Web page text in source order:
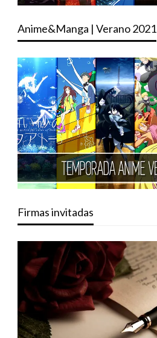
Anime&Manga | Verano 2021
Firmas invitadas